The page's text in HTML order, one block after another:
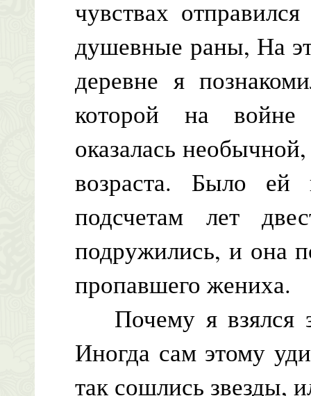
чувствах
душевные раны, На
деревне я
которой на
оказалась
возраста. Было ей
подсчетам лет
подружились, и она
пропавшего жениха.
Почему я взялся
Иногда сам этому
так сошлись звезды,